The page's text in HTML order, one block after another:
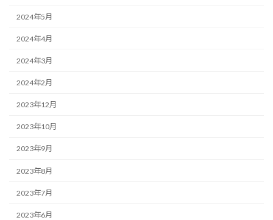
2024年5月
2024年4月
2024年3月
2024年2月
2023年12月
2023年10月
2023年9月
2023年8月
2023年7月
2023年6月